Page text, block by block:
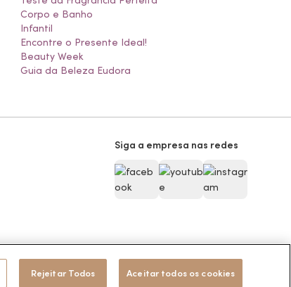
Corpo e Banho
Infantil
Encontre o Presente Ideal!
Beauty Week
Guia da Beleza Eudora
Siga a empresa nas redes
Rejeitar Todos Aceitar todos os cookies